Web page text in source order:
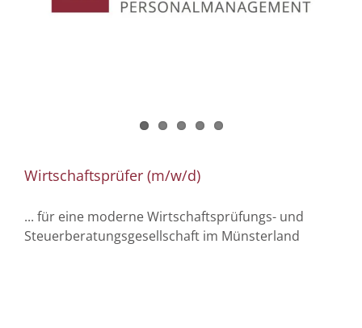
Wirtschaftsprüfer (m/w/d)
... für eine moderne Wirtschaftsprüfungs- und
Steuerberatungsgesellschaft im Münsterland